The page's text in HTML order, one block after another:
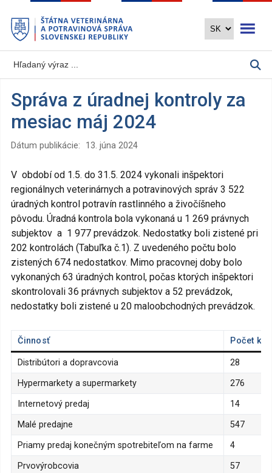
hlavný
obsah
Správa z úradnej kontroly za
mesiac máj 2024
Dátum publikácie: 13. júna 2024
V období od 1.5. do 31.5. 2024 vykonali inšpektori
regionálnych veterinárnych a potravinových správ 3 522
úradných kontrol potravín rastlinného a živočíšneho
pôvodu. Úradná kontrola bola vykonaná u 1 269 právnych
subjektov a 1 977 prevádzok. Nedostatky boli zistené pri
202 kontrolách (Tabuľka č.1). Z uvedeného počtu bolo
zistených 674 nedostatkov. Mimo pracovnej doby bolo
vykonaných 63 úradných kontrol, počas ktorých inšpektori
skontrolovali 36 právnych subjektov a 52 prevádzok,
nedostatky boli zistené u 20 maloobchodných prevádzok.
Činnosť Počet
Distribútori a dopravcovia
28
Hypermarkety a supermarkety
276
Internetový predaj
14
Malé predajne
547
Priamy predaj konečným spotrebiteľom na farme
4
Prvovýrobcovia
57